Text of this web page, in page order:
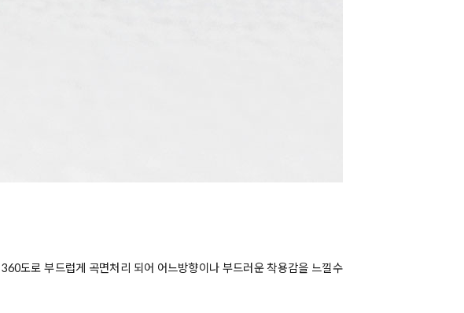
도로 부드럽게 곡면처리 되어 어느방향이나 부드러운 착용감을 느낄수